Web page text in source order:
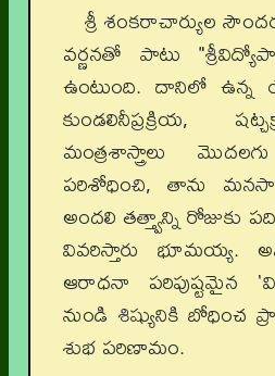
శ్రీ శంకరాచార్యుల
వర్ణనతో పాటు
ఉంటుంది. దానిలో ఉన్న
కుండలినీప్రక్రియ,
మంత్రశాస్త్రాలు
పరిశోధించి, తాను
అందలి తత్త్వాన్ని రోజుకు
వివరిస్తారు భూమయ్య.
ఆరాధనా పరిపుష్టమైన
నుండి శిష్యునికి బోధించ
శుభ పరిణామం.